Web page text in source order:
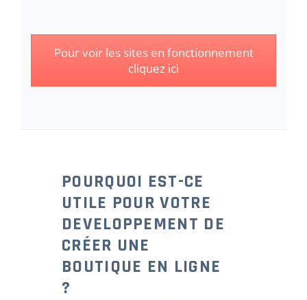
Pour voir les sites en fonctionnement
cliquez ici
POURQUOI EST-CE
UTILE POUR VOTRE
DEVELOPPEMENT DE
CRÉER UNE
BOUTIQUE EN LIGNE
?